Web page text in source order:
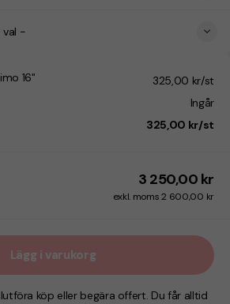
-
16"
325,00 kr/st
Ingår
325,00 kr/st
3 250,00 kr
exkl. moms 2 600,00 kr
Lägg i varukorg
köp eller begära offert. Du får alltid